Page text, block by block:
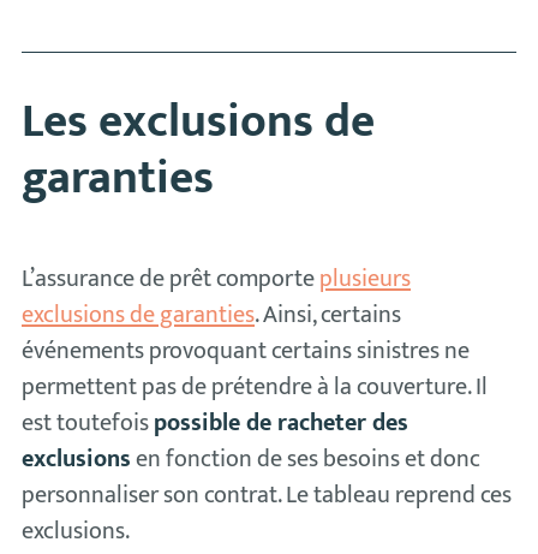
Les exclusions de
garanties
L’assurance de prêt comporteplusieurs
exclusions de garanties. Ainsi, certains
événements provoquant certains sinistres ne
permettent pas de prétendre à la couverture. Il
est toutefoispossible de racheter des
exclusionsen fonction de ses besoins et donc
personnaliser son contrat. Le tableau reprend ces
exclusions.